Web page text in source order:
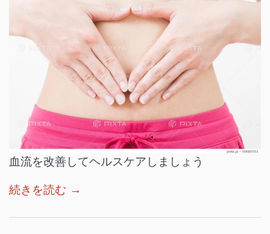
血流を改善してヘルスケアしましょう
続きを読む →